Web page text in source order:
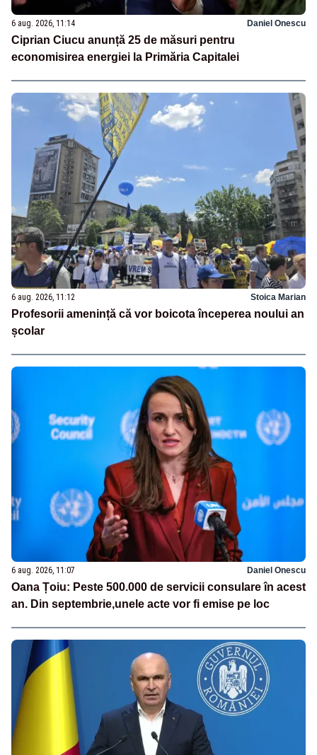
6 aug. 2026, 11:14 Daniel Onescu
Ciprian Ciucu anunță 25 de măsuri pentru
economisirea energiei la Primăria Capitalei
6 aug. 2026, 11:12 Stoica Marian
Profesorii amenință că vor boicota începerea noului an
școlar
6 aug. 2026, 11:07 Daniel Onescu
Oana Țoiu: Peste 500.000 de servicii consulare în acest
an. Din septembrie,unele acte vor fi emise pe loc